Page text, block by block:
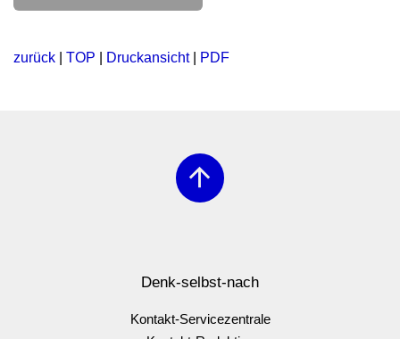
zurück TOP Druckansicht| PDF
arrow_upward
Denk-selbst-nach
Kontakt-Servicezentrale